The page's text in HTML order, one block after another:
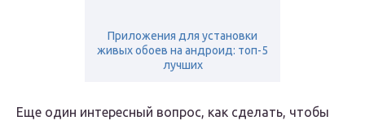
Приложения для установки
живых обоев на андроид: топ-5
лучших
Еще один интересный вопрос, как сделать, чтобы